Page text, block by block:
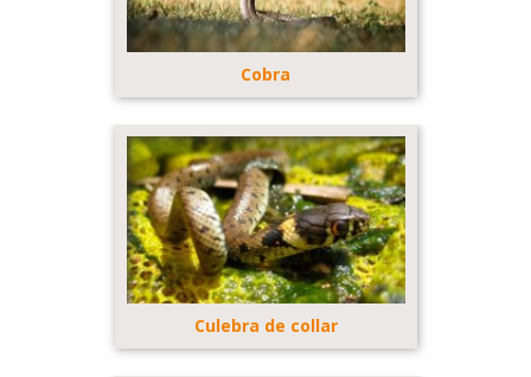
Cobra
Culebra de collar